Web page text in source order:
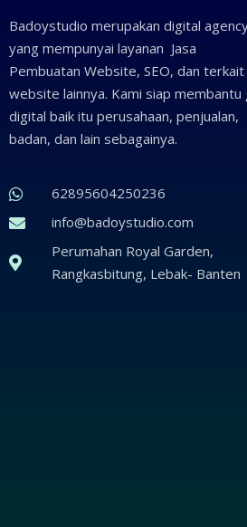
Badoystudio merupakan digital
yang mempunyai layanan Jasa
Pembuatan Website, SEO, dan terkait
website lainnya. Kami siap membantu
digital baik itu perusahaan, penjualan,
badan, dan lain sebagainya.
62895604250236
info@badoystudio.com
Perumahan Royal Garden,
Rangkasbitung, Lebak- Banten